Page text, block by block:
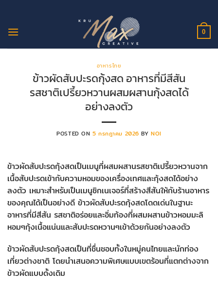
ยัง
0
อาหารไทย
ข้าวผัดสับปะรดกุ้งสด อาหารที่มีสีสัน
รสชาติเปรี้ยวหวานผสมผสานกุ้งสดได้
อย่างลงตัว
POSTED ON 5 กรกฎาคม 2026 BY NOI
ข้าวผัดสับปะรดกุ้งสดเป็นเมนูที่ผสมผสานรสชาติเปรี้ยวหวานจาก
เนื้อสับปะรดเข้ากับความหอมของเครื่องเทศและกุ้งสดได้อย่าง
ลงตัว เหมาะสำหรับเป็นเมนูซิกเนเจอร์ที่สร้างสีสันให้กับร้านอาหาร
ของคุณได้เป็นอย่างดี ข้าวผัดสับปะรดกุ้งสดโดดเด่นในฐานะ
อาหารที่มีสีสัน รสชาติอร่อยและอิ่มท้องที่ผสมผสานข้าวหอมมะลิ
หอมๆกุ้งเนื้อแน่นและสับปะรดหวานๆเข้าด้วยกันอย่างลงตัว
ข้าวผัดสับปะรดกุ้งสดเป็นที่ชื่นชอบทั้งในหมู่คนไทยและนักท่อง
เที่ยวต่างชาติ โดยนำเสนอความพิเศษแบบเขตร้อนที่แตกต่างจาก
ข้าวผัดแบบดั้งเดิม